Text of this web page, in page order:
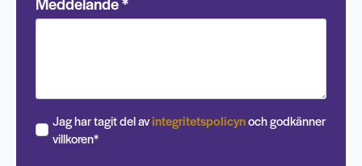
Jag har tagit del avintegritetspolicynoch godkänner
villkoren*